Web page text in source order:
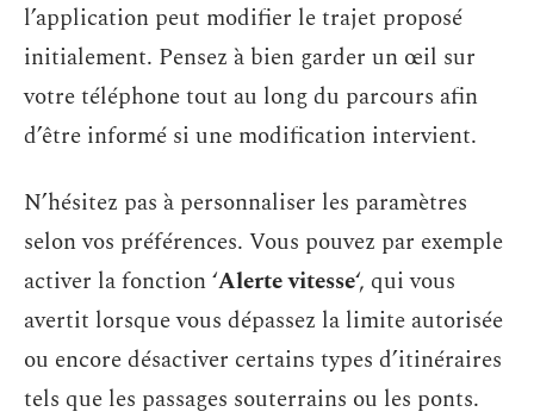
l’application peut modifier le trajet proposé
initialement. Pensez à bien garder un œil sur
votre téléphone tout au long du parcours afin
d’être informé si une modification intervient.
N’hésitez pas à personnaliser les paramètres
selon vos préférences. Vous pouvez par exemple
activer la fonction ‘Alerte vitesse‘, qui vous
avertit lorsque vous dépassez la limite autorisée
ou encore désactiver certains types d’itinéraires
tels que les passages souterrains ou les ponts.